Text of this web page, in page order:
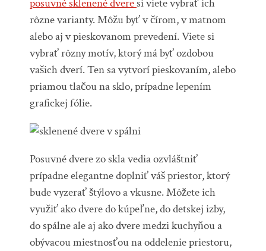
posuvné sklenené dveresi viete vybrať ich
rôzne varianty. Môžu byť v čírom, v matnom
alebo aj v pieskovanom prevedení. Viete si
vybrať rôzny motív, ktorý má byť ozdobou
vašich dverí. Ten sa vytvorí pieskovaním, alebo
priamou tlačou na sklo, prípadne lepením
grafickej fólie.
Posuvné dvere zo skla vedia ozvláštniť
prípadne elegantne doplniť váš priestor, ktorý
bude vyzerať štýlovo a vkusne. Môžete ich
využiť ako dvere do kúpeľne, do detskej izby,
do spálne ale aj ako dvere medzi kuchyňou a
obývacou miestnosťou na oddelenie priestoru,